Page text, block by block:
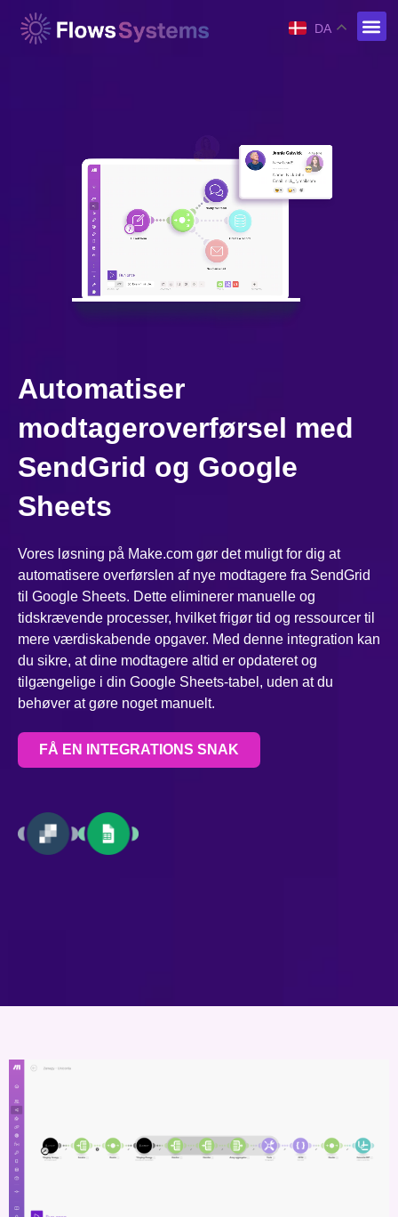
DA
Automatiser
modtageroverførsel med
SendGrid og Google
Sheets
Vores løsning på Make.com gør det muligt for dig at
automatisere overførslen af nye modtagere fra SendGrid
til Google Sheets. Dette eliminerer manuelle og
tidskrævende processer, hvilket frigør tid og ressourcer til
mere værdiskabende opgaver. Med denne integration kan
du sikre, at dine modtagere altid er opdateret og
tilgængelige i din Google Sheets-tabel, uden at du
behøver at gøre noget manuelt.
FÅ EN INTEGRATIONS SNAK